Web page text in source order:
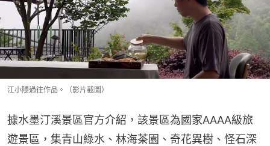
江小隱過往作品。（影片截圖）
據水墨汀溪景區官方介紹，該景區為國家AAAA級旅
遊景區，集青山綠水、林海茶園、奇花異樹、怪石深